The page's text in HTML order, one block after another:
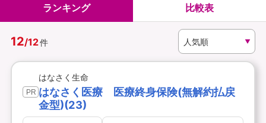
イオングループ従業員さま向け
ランキング 比較表
12/12件
PR
はなさく生命
はなさく医療 医療終身保険(無解約払戻
金型)(23)